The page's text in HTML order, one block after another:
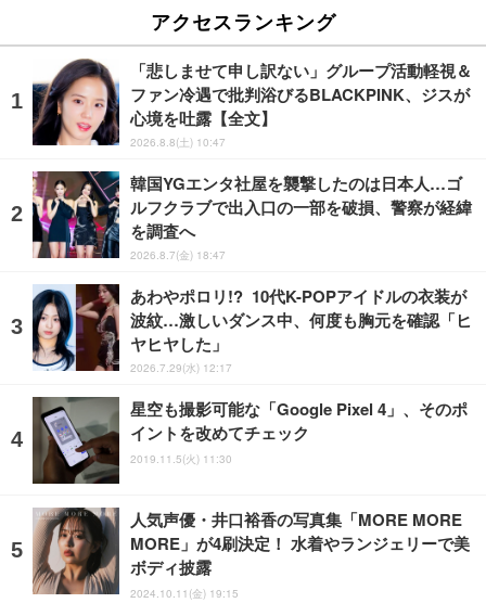
アクセスランキング
「悲しませて申し訳ない」グループ活動軽視＆
ファン冷遇で批判浴びるBLACKPINK、ジスが
心境を吐露【全文】
2026.8.8(土) 10:47
韓国YGエンタ社屋を襲撃したのは日本人…ゴ
ルフクラブで出入口の一部を破損、警察が経緯
を調査へ
2026.8.7(金) 18:47
あわやポロリ!? 10代K-POPアイドルの衣装が
波紋…激しいダンス中、何度も胸元を確認「ヒ
ヤヒヤした」
2026.7.29(水) 12:17
星空も撮影可能な「Google Pixel 4」、そのポ
イントを改めてチェック
2019.11.5(火) 11:30
人気声優・井口裕香の写真集「MORE MORE
MORE」が4刷決定！ 水着やランジェリーで美
ボディ披露
2024.10.11(金) 19:15